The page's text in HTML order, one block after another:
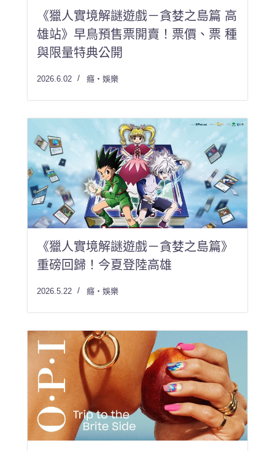
《獵人實境解謎遊戲－貪婪之島篇 高
雄站》早鳥預售票開賣！票價、票 種
與限量特典公開
2026.6.02 癮・娛樂
《獵人實境解謎遊戲－貪婪之島篇》
重磅回歸！今夏登陸高雄
2026.5.22 癮・娛樂